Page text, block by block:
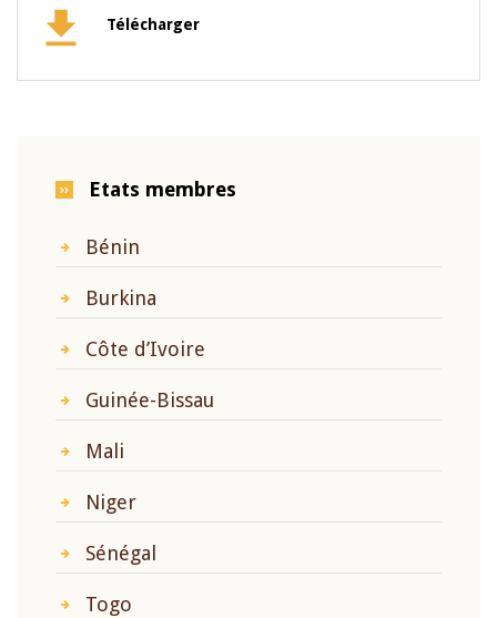
Télécharger
Etats membres
Bénin
Burkina
Côte d’Ivoire
Guinée-Bissau
Mali
Niger
Sénégal
Togo